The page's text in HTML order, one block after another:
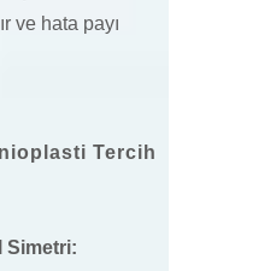
ve hata payı
Tercih
Simetri: